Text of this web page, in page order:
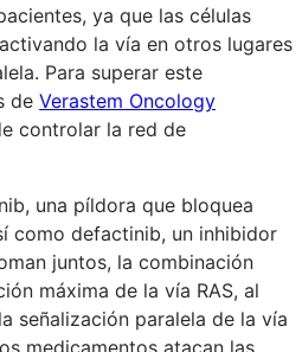
ya que las células
la vía en otros lugares
Para superar este
de Verastem Oncology
controlar la red de
una píldora que bloquea
como defactinib, un inhibidor
juntos, la combinación
máxima de la vía RAS, al
señalización paralela de la vía
medicamentos atacan las